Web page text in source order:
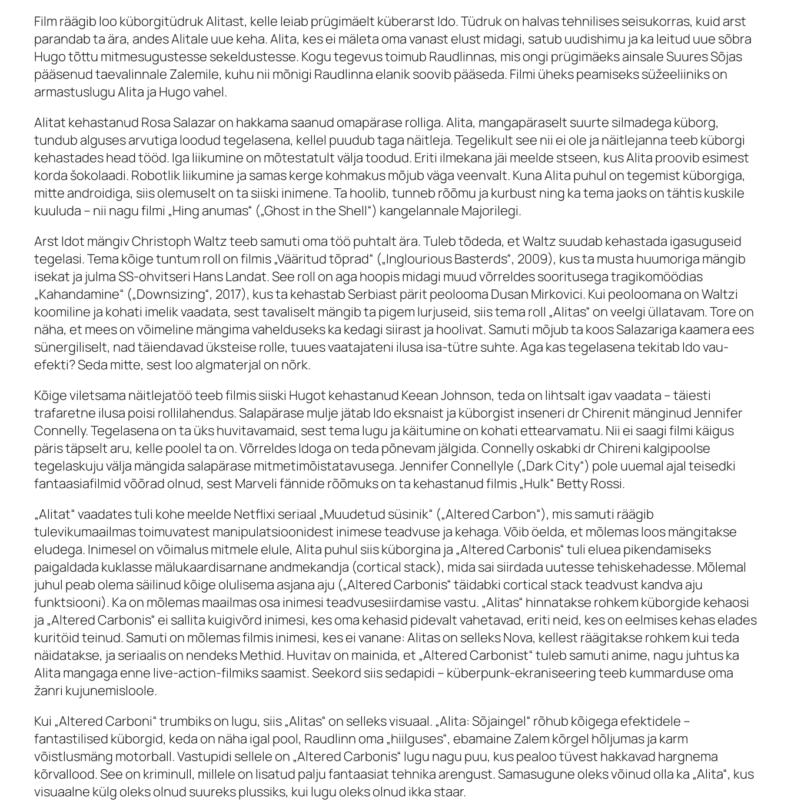
Film räägib loo küborgitüdruk Alitast, kelle leiab prügimäelt küberarst Ido. Tüdruk on halvas tehnilises seisukorras, kuid arst
parandab ta ära, andes Alitale uue keha. Alita, kes ei mäleta oma vanast elust midagi, satub uudishimu ja ka leitud uue sõbra
Hugo tõttu mitmesugustesse sekeldustesse. Kogu tegevus toimub Raudlinnas, mis ongi prügimäeks ainsale Suures Sõjas
pääsenud taevalinnale Zalemile, kuhu nii mõnigi Raudlinna elanik soovib pääseda. Filmi üheks peamiseks süžeeliiniks on
armastuslugu Alita ja Hugo vahel.
Alitat kehastanud Rosa Salazar on hakkama saanud omapärase rolliga. Alita, mangapäraselt suurte silmadega küborg,
tundub alguses arvutiga loodud tegelasena, kellel puudub taga näitleja. Tegelikult see nii ei ole ja näitlejanna teeb küborgi
kehastades head tööd. Iga liikumine on mõtestatult välja toodud. Eriti ilmekana jäi meelde stseen, kus Alita proovib esimest
korda šokolaadi. Robotlik liikumine ja samas kerge kohmakus mõjub väga veenvalt. Kuna Alita puhul on tegemist küborgiga,
mitte androidiga, siis olemuselt on ta siiski inimene. Ta hoolib, tunneb rõõmu ja kurbust ning ka tema jaoks on tähtis kuskile
kuuluda – nii nagu filmi „Hing anumas“ („Ghost in the Shell“) kangelannale Majorilegi.
Arst Idot mängiv Christoph Waltz teeb samuti oma töö puhtalt ära. Tuleb tõdeda, et Waltz suudab kehastada igasuguseid
tegelasi. Tema kõige tuntum roll on filmis „Vääritud tõprad“ („Inglourious Basterds“, 2009), kus ta musta huumoriga mängib
isekat ja julma SS-ohvitseri Hans Landat. See roll on aga hoopis midagi muud võrreldes sooritusega tragikomöödias
„Kahandamine“ („Downsizing“, 2017), kus ta kehastab Serbiast pärit peolooma Dusan Mirkovici. Kui peoloomana on Waltzi
koomiline ja kohati imelik vaadata, sest tavaliselt mängib ta pigem lurjuseid, siis tema roll „Alitas“ on veelgi üllatavam. Tore on
näha, et mees on võimeline mängima vahelduseks ka kedagi siirast ja hoolivat. Samuti mõjub ta koos Salazariga kaamera ees
sünergiliselt, nad täiendavad üksteise rolle, tuues vaatajateni ilusa isa-tütre suhte. Aga kas tegelasena tekitab Ido vau-
efekti? Seda mitte, sest loo algmaterjal on nõrk.
Kõige viletsama näitlejatöö teeb filmis siiski Hugot kehastanud Keean Johnson, teda on lihtsalt igav vaadata – täiesti
trafaretne ilusa poisi rollilahendus. Salapärase mulje jätab Ido eksnaist ja küborgist inseneri dr Chirenit mänginud Jennifer
Connelly. Tegelasena on ta üks huvitavamaid, sest tema lugu ja käitumine on kohati ettearvamatu. Nii ei saagi filmi käigus
päris täpselt aru, kelle poolel ta on. Võrreldes Idoga on teda põnevam jälgida. Connelly oskabki dr Chireni kalgipoolse
tegelaskuju välja mängida salapärase mitmetimõistatavusega. Jennifer Connellyle („Dark City“) pole uuemal ajal teisedki
fantaasiafilmid võõrad olnud, sest Marveli fännide rõõmuks on ta kehastanud filmis „Hulk“ Betty Rossi.
„Alitat“ vaadates tuli kohe meelde Netflixi seriaal „Muudetud süsinik“ („Altered Carbon“), mis samuti räägib
tulevikumaailmas toimuvatest manipulatsioonidest inimese teadvuse ja kehaga. Võib öelda, et mõlemas loos mängitakse
eludega. Inimesel on võimalus mitmele elule, Alita puhul siis küborgina ja „Altered Carbonis“ tuli eluea pikendamiseks
paigaldada kuklasse mälukaardisarnane andmekandja (cortical stack), mida sai siirdada uutesse tehiskehadesse. Mõlemal
juhul peab olema säilinud kõige olulisema asjana aju („Altered Carbonis“ täidabki cortical stackteadvust kandva aju
funktsiooni). Ka on mõlemas maailmas osa inimesi teadvusesiirdamise vastu. „Alitas“ hinnatakse rohkem küborgide kehaosi
ja „Altered Carbonis“ ei sallita kuigivõrd inimesi, kes oma kehasid pidevalt vahetavad, eriti neid, kes on eelmises kehas elades
kuritöid teinud. Samuti on mõlemas filmis inimesi, kes ei vanane: Alitas on selleks Nova, kellest räägitakse rohkem kui teda
näidatakse, ja seriaalis on nendeks Methid. Huvitav on mainida, et „Altered Carbonist“ tuleb samuti anime, nagu juhtus ka
Alita mangaga enne live-action-filmiks saamist. Seekord siis sedapidi – küberpunk-ekraniseering teeb kummarduse oma
žanri kujunemisloole.
Kui „Altered Carboni“ trumbiks on lugu, siis „Alitas“ on selleks visuaal. „Alita: Sõjaingel“ rõhub kõigega efektidele –
fantastilised küborgid, keda on näha igal pool, Raudlinn oma „hiilguses“, ebamaine Zalem kõrgel hõljumas ja karm
võistlusmäng motorball. Vastupidi sellele on „Altered Carbonis“ lugu nagu puu, kus pealoo tüvest hakkavad hargnema
kõrvallood. See on kriminull, millele on lisatud palju fantaasiat tehnika arengust. Samasugune oleks võinud olla ka „Alita“, kus
visuaalne külg oleks olnud suureks plussiks, kui lugu oleks olnud ikka staar.